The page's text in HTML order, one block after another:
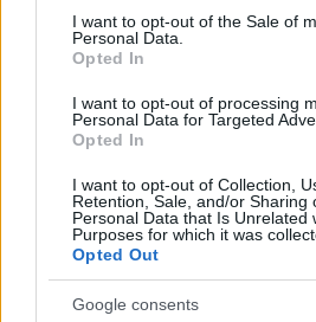
consent section.
I want to opt-out of the Sale of
Personal Data.
Opted In
I want to opt-out of processing
Personal Data for Targeted
Opted In
I want to opt-out of Collection,
Retention, Sale, and/or Sharing
Personal Data that Is Unrelated
Purposes for which it was
Opted Out
Google consents
Abbigliamento alta visibilità
Prodotti chimici
Adblue
Bombolette spray
Grasso
Paste
Utensileria